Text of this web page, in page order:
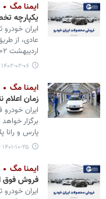
ایمنا مگ
یکپارچه
ایران
عادی، از
اردیبهشت ۱۴۰۲ آغاز کرد.
۱۴۰۲-۰۲-۰۶ ۰۸:۳۱
ایمنا مگ
زمان اعلام
برگزار
پارس و
۱۴۰۱-۱۰-۲۵ ۱۴:۰۶
ایمنا مگ
فروش فوق
ایران